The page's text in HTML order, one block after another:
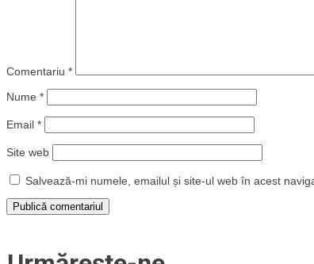
Comentariu *
Nume *
Email *
Site web
Salvează-mi numele, emailul și site-ul web în acest